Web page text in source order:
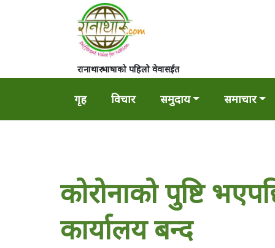
रानाथारु भाषाको पहिलो वेवासईत
गृह विचार समुदाय समाचार
कोरोनाको पुष्टि
कार्यालय बन्द